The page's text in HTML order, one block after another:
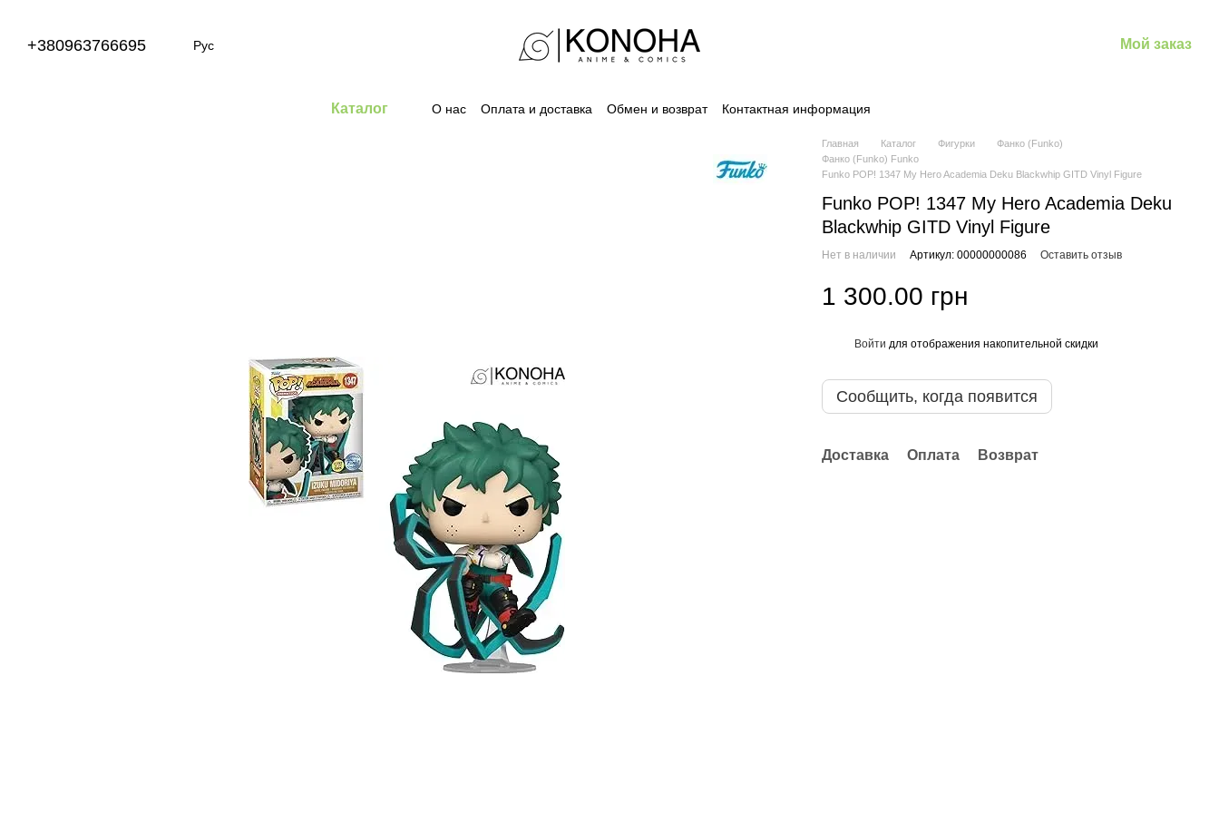
+380963766695 Рус Мой заказ
Каталог О нас Оплата и доставка Обмен и возврат Контактная информация
Главная Каталог Фигурки
Фанко (Funko)
Фанко (Funko) Funko
Funko POP! 1347 My Hero Academia Deku Blackwhip GITD Vinyl Figure
Funko POP! 1347 My Hero Academia Deku
Blackwhip GITD Vinyl Figure
Нет в наличии Артикул: 00000000086 Оставить отзыв
1 300.00 грн
Войти для отображения накопительной скидки
Сообщить, когда появится
Доставка Оплата Возврат